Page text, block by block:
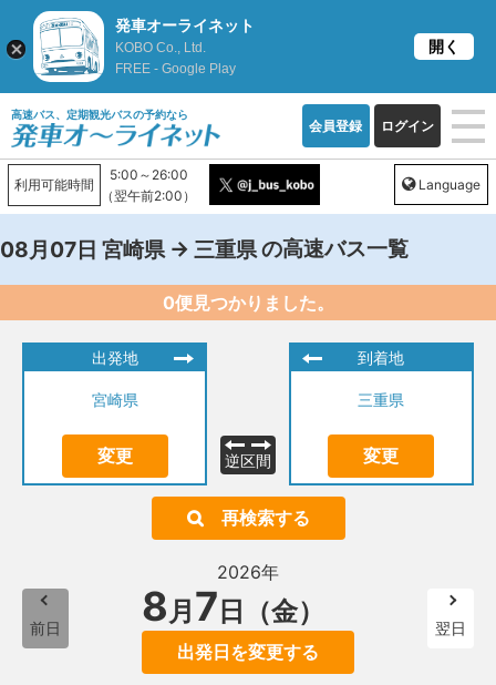
高速バス、定期観光バスの予約なら
会員登録 ログイン
利用可能時間
5:00～26:00
（翌午前2:00）
Language
08月07日 宮崎県 → 三重県の高速バス一覧
0便見つかりました。
出発地
宮崎県
変更 逆区間
到着地
三重県
変更
再検索する
前日
2026年
8月 7 日（金）
出発日を変更する
翌日
発車オーライネット
KOBO Co., Ltd.
FREE - Google Play
開く